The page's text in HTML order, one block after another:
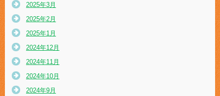
2025年3月
2025年2月
2025年1月
2024年12月
2024年11月
2024年10月
2024年9月